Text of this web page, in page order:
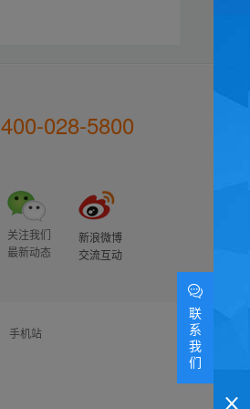
400-028-5800
关注我们
最新动态
新浪微博
交流互动
手机站
联
系
我
们